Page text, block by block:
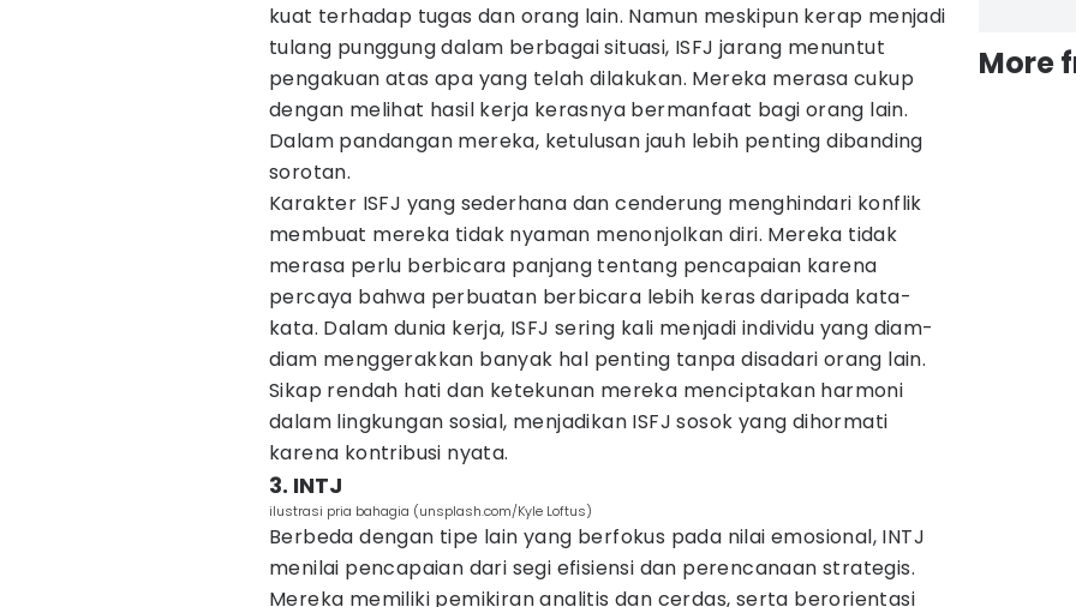
kuat terhadap tugas dan orang lain. Namun meskipun kerap menjadi
tulang punggung dalam berbagai situasi, ISFJ jarang menuntut
pengakuan atas apa yang telah dilakukan. Mereka merasa cukup
dengan melihat hasil kerja kerasnya bermanfaat bagi orang lain.
Dalam pandangan mereka, ketulusan jauh lebih penting dibanding
sorotan.
Karakter ISFJ yang sederhana dan cenderung menghindari konflik
membuat mereka tidak nyaman menonjolkan diri. Mereka tidak
merasa perlu berbicara panjang tentang pencapaian karena
percaya bahwa perbuatan berbicara lebih keras daripada kata-
kata. Dalam dunia kerja, ISFJ sering kali menjadi individu yang diam-
diam menggerakkan banyak hal penting tanpa disadari orang lain.
Sikap rendah hati dan ketekunan mereka menciptakan harmoni
dalam lingkungan sosial, menjadikan ISFJ sosok yang dihormati
karena kontribusi nyata.
3. INTJ
ilustrasi pria bahagia (unsplash.com/Kyle Loftus)
Berbeda dengan tipe lain yang berfokus pada nilai emosional, INTJ
menilai pencapaian dari segi efisiensi dan perencanaan strategis.
Mereka memiliki pemikiran analitis dan cerdas, serta berorientasi
More